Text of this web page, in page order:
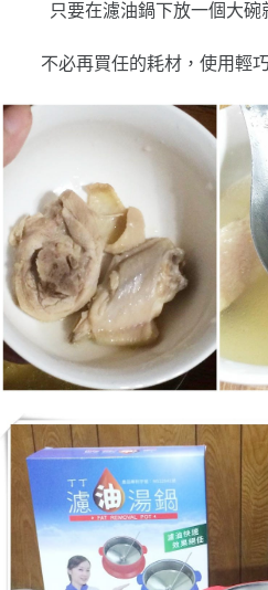
只要在濾油鍋下放一個大碗
不必再買任的耗材，使用輕